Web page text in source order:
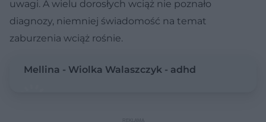
uwagi. A wielu dorosłych wciąż nie poznało
diagnozy, niemniej świadomość na temat
zaburzenia wciąż rośnie.
Mellina - Wiolka Walaszczyk - adhd